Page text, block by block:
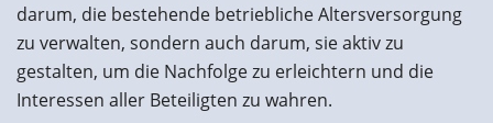
darum, die bestehende betriebliche Altersversorgung
zu verwalten, sondern auch darum, sie aktiv zu
gestalten, um die Nachfolge zu erleichtern und die
Interessen aller Beteiligten zu wahren.